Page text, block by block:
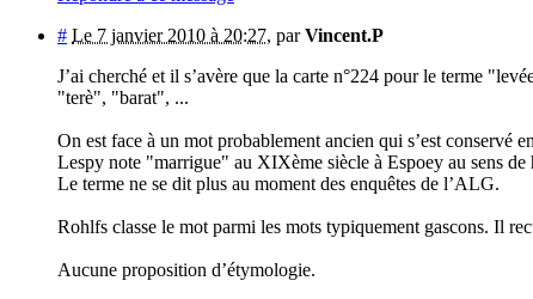
# Le 7 janvier 2010 à 20:27, parVincent.P
J’ai cherché et il s’avère que la carte n°224 pour le terme
"terè", "barat", ...
On est face à un mot probablement ancien qui s’est conservé
Lespy note "marrigue" au XIXème siècle à Espoey au sens de
Le terme ne se dit plus au moment des enquêtes de l’ALG.
Rohlfs classe le mot parmi les mots typiquement gascons. Il
Aucune proposition d’étymologie.